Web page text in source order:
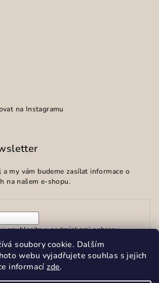
soubory cookie. Dalším
webu vyjadřujete souhlas s jejich
informacízde.
na Instagramu
my vám budeme zasílat informace o
na našem e-shopu.
souhlasíte spodmínkami ochrany